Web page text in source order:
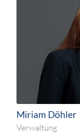
Miriam Döhler
Verwaltung